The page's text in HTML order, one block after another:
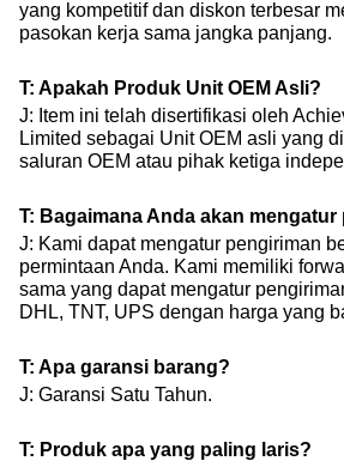
yang kompetitif dan diskon terbesar
pasokan kerja sama jangka panjang.
T: Apakah Produk Unit OEM Asli?
J: Item ini telah disertifikasi oleh
Limited sebagai Unit OEM asli yang
saluran OEM atau pihak ketiga
T: Bagaimana Anda akan
J: Kami dapat mengatur pengiriman
permintaan Anda. Kami memiliki
sama yang dapat mengatur
DHL, TNT, UPS dengan harga yang
T: Apa garansi barang?
J: Garansi Satu Tahun.
T: Produk apa yang paling laris?